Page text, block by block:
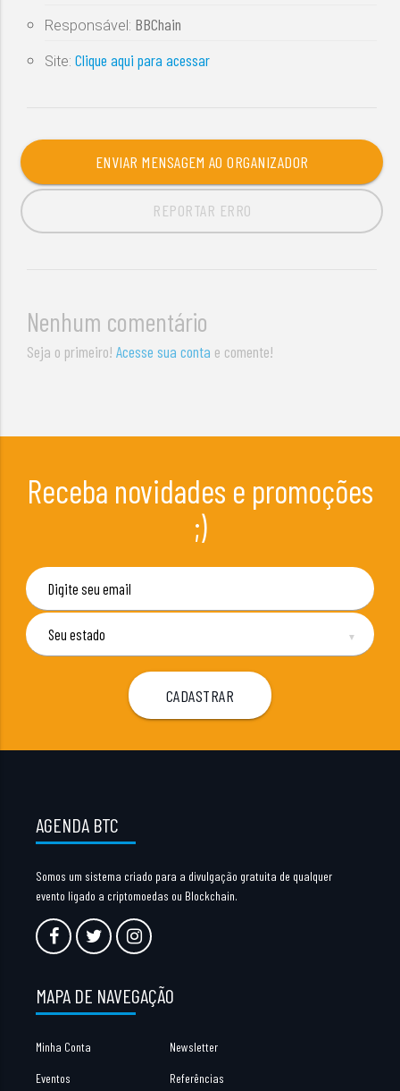
Responsável: BBChain
Site:Clique aqui para acessar
ENVIAR MENSAGEM AO ORGANIZADOR
REPORTAR ERRO
Nenhum comentário
Seja o primeiro!Acesse sua conta e comente!
Receba novidades e promoções
;)
▼
AGENDA BTC
Somos um sistema criado para a divulgação gratuita de qualquer
evento ligado a criptomoedas ou Blockchain.
MAPA DE NAVEGAÇÃO
Minha Conta Newsletter
Eventos Referências